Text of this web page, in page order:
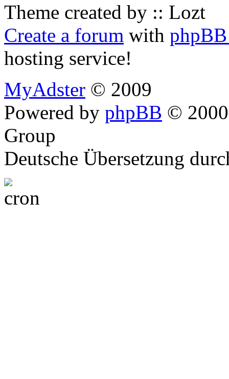
Theme created by :: Lozt
Create a forum with
hosting service!
MyAdster © 2009
Powered by phpBB ©
Group
Deutsche Übersetzung